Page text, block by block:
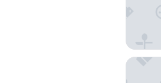
CODE -